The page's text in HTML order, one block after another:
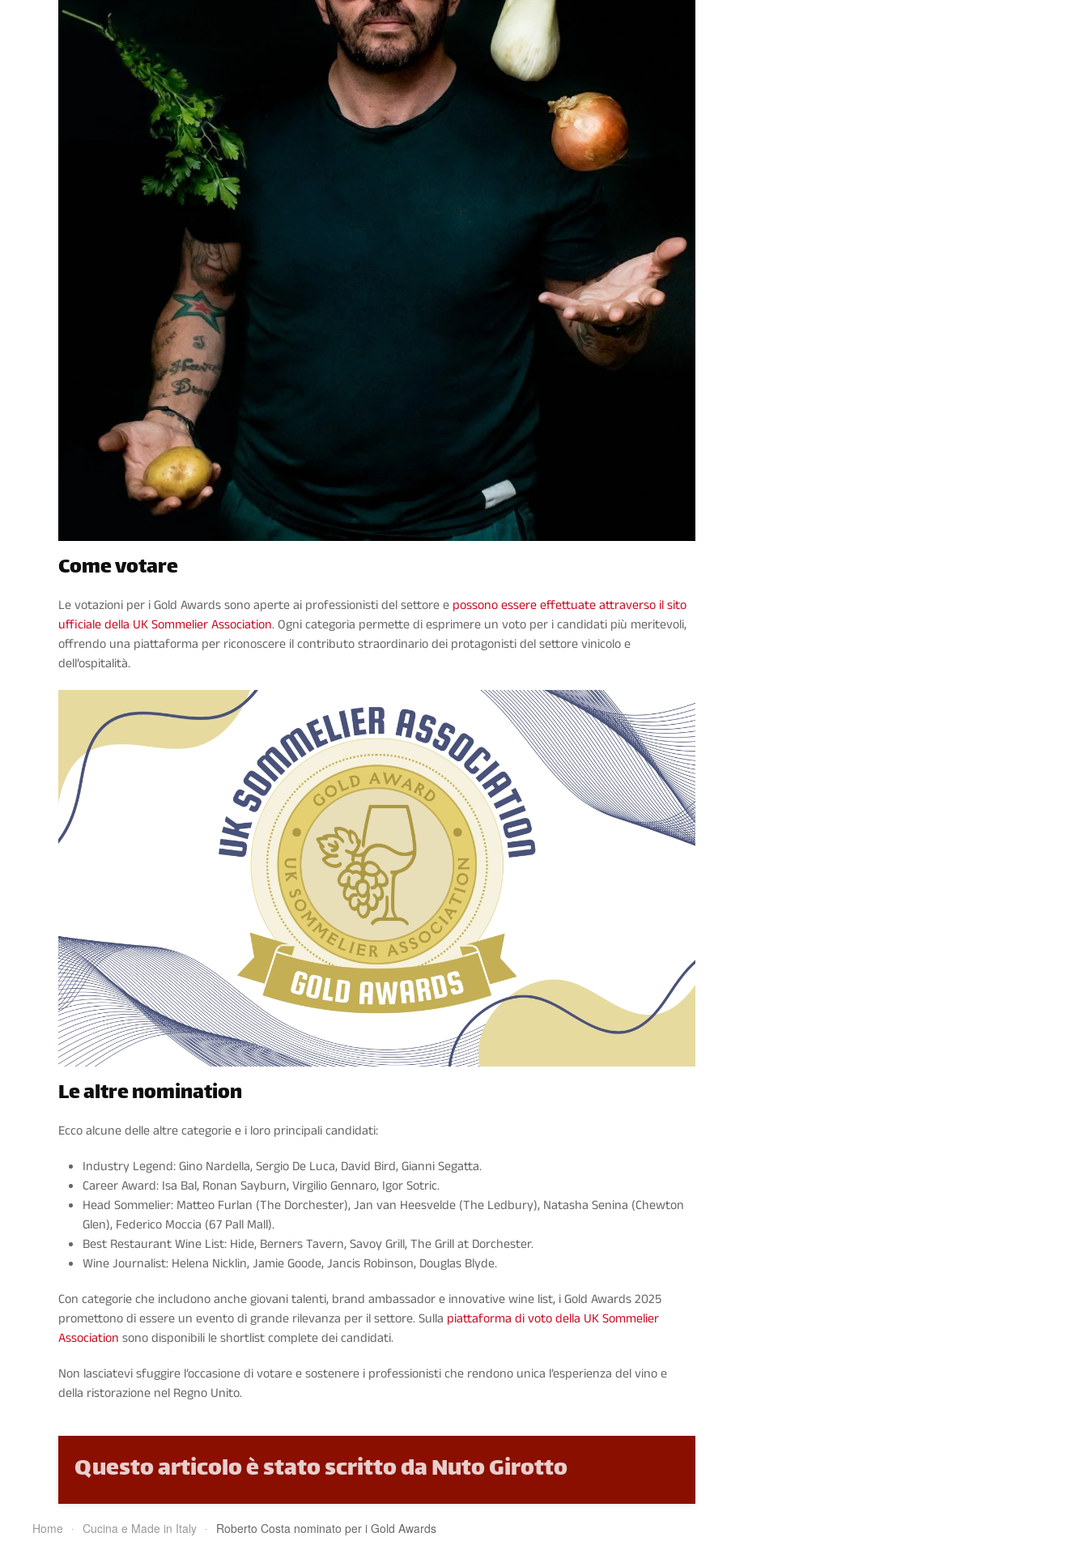
Come votare
Le votazioni per i Gold Awards sono aperte ai professionisti del settore e possono essere effettuate attraverso il sito
ufficiale della UK Sommelier Association. Ogni categoria permette di esprimere un voto per i candidati più meritevoli,
offrendo una piattaforma per riconoscere il contributo straordinario dei protagonisti del settore vinicolo e
dell’ospitalità.
Le altre nomination
Ecco alcune delle altre categorie e i loro principali candidati:
Industry Legend: Gino Nardella, Sergio De Luca, David Bird, Gianni Segatta.
Career Award: Isa Bal, Ronan Sayburn, Virgilio Gennaro, Igor Sotric.
Head Sommelier: Matteo Furlan (The Dorchester), Jan van Heesvelde (The Ledbury), Natasha Senina (Chewton
Glen), Federico Moccia (67 Pall Mall).
Best Restaurant Wine List: Hide, Berners Tavern, Savoy Grill, The Grill at Dorchester.
Wine Journalist: Helena Nicklin, Jamie Goode, Jancis Robinson, Douglas Blyde.
Con categorie che includono anche giovani talenti, brand ambassador e innovative wine list, i Gold Awards 2025
promettono di essere un evento di grande rilevanza per il settore. Sulla piattaforma di voto della UK Sommelier
Association sono disponibili le shortlist complete dei candidati.
Non lasciatevi sfuggire l’occasione di votare e sostenere i professionisti che rendono unica l’esperienza del vino e
della ristorazione nel Regno Unito.
Questo articolo è stato scritto da Nuto Girotto
Home Cucina e Made in Italy Roberto Costa nominato per i Gold Awards